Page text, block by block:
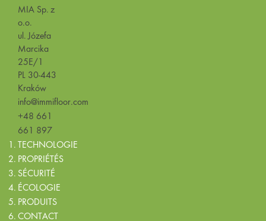
MIA Sp. z
o.o.
ul. Józefa
Marcika
25E/1
PL 30-443
Kraków
info@immifloor.com
+48 661
661 897
TECHNOLOGIE
PROPRIÉTÉS
SÉCURITÉ
ÉCOLOGIE
PRODUITS
CONTACT